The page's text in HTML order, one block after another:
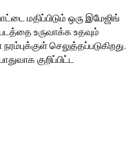
மதிப்பிடும் ஒரு இமேஜிங்
உருவாக்க உதவும்
செலுத்தப்படுகிறது.
குறிப்பிட்ட